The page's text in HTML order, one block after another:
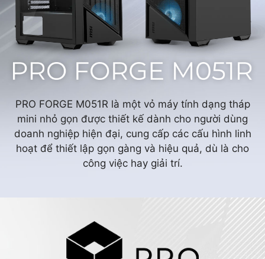
PRO FORGE M051R là một vỏ máy tính dạng tháp
mini nhỏ gọn được thiết kế dành cho người dùng
doanh nghiệp hiện đại, cung cấp các cấu hình linh
hoạt để thiết lập gọn gàng và hiệu quả, dù là cho
công việc hay giải trí.